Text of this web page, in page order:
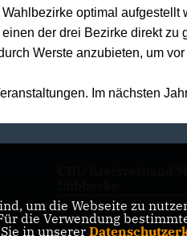
Wahlbezirke optimal aufgestellt
einen der drei Bezirke direkt zu
Werste anzubieten, um
Im nächsten
CDU NRW
um die Webseite zu
die Verwendung
in unserer